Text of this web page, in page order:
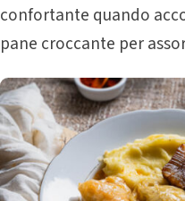
confortante quando
pane croccante per